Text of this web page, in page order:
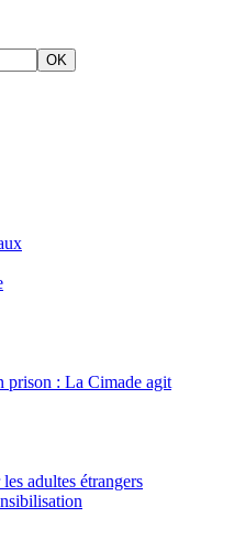
OK
prison : La Cimade agit
adultes étrangers